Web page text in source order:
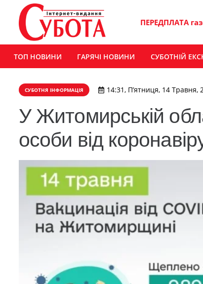
ПЕРЕДПЛАТА
ТОП НОВИНИ ГАРЯЧІ НОВИНИ СУБОТНІЙ
СУБОТНЯ ІНФОРМАЦІЯ 14:31, П’ятниця, 14 Травня,
У Житомирській
особи від